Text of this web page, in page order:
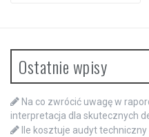
Ostatnie wpisy
Na co zwrócić uwagę w
interpretacja dla skutecznych
Ile kosztuje audyt